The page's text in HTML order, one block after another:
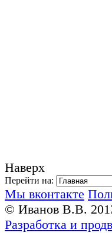
Наверх
Перейти на:
Мы вконтакте
© Иванов В.В.
Разработка и